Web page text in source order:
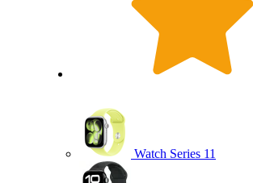
Watch Series 11